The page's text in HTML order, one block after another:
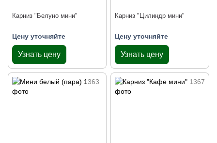
Карниз "Белуно мини"
Цену уточняйте
Узнать цену
Карниз "Цилиндр мини"
Цену уточняйте
Узнать цену